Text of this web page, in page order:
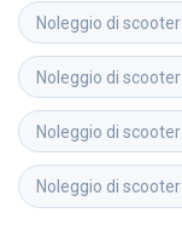
Noleggio di scooter
Noleggio di scooter
Noleggio di scooter
Noleggio di scooter